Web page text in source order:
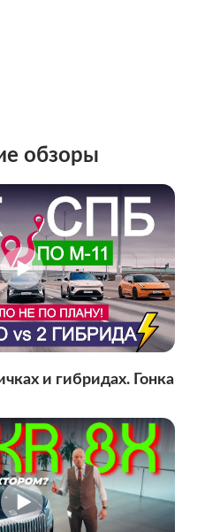
обзоры
и гибридах. Гонка